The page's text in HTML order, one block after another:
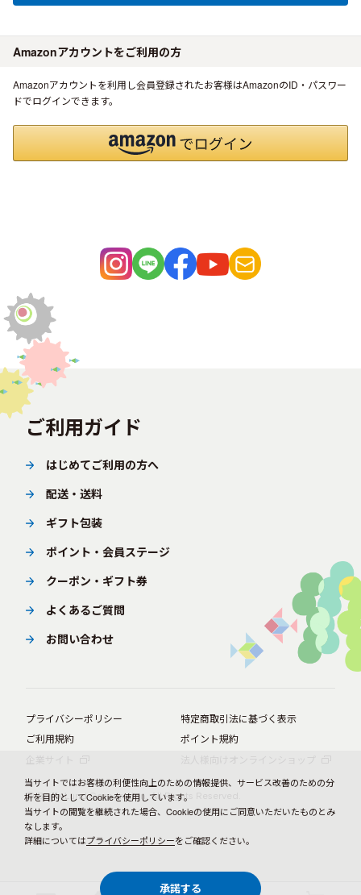
Amazonアカウントをご利用の方
Amazonアカウントを利用し会員登録されたお客様はAmazonのID・パスワー
ドでログインできます。
ご利用ガイド
はじめてご利用の方へ
配送・送料
ギフト包装
ポイント・会員ステージ
クーポン・ギフト券
よくあるご質問
お問い合わせ
プライバシーポリシー
特定商取引法に基づく表示
ご利用規約
ポイント規約
© BørneLund Corporation. All Rights Reserved.
当サイトではお客様の利便性向上のための情報提供、サービス改善のための分
析を目的としてCookieを使用しています。
当サイトの閲覧を継続された場合、Cookieの使用にご同意いただいたものとみ
なします。
詳細についてはプライバシーポリシーをご確認ください。
承諾する